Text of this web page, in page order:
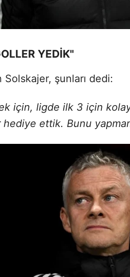
YEDİK"
şunları dedi:
için, ligde ilk 3 için
ettik. Bunu